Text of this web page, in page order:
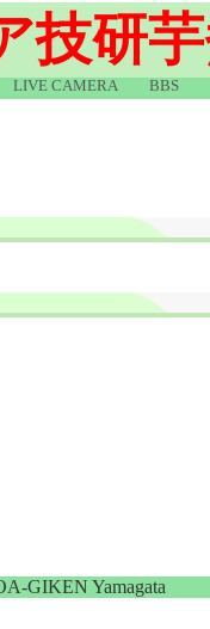
技研
LIVE CAMERA BBS
GIKEN Yamagata